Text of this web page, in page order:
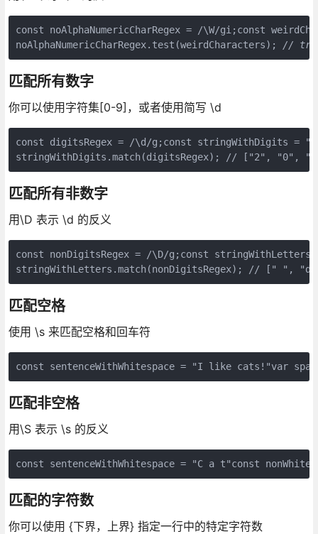
const noAlphaNumericCharRegex = /\W/gi;const
noAlphaNumericCharRegex.test(weirdCharacters); //
匹配所有数字
你可以使用字符集[0-9]，或者使用简写 \d
const digitsRegex = /\d/g;const stringWithDigits =
stringWithDigits.match(digitsRegex); // ["2", "0",
匹配所有非数字
用\D 表示 \d 的反义
const nonDigitsRegex = /\D/g;const stringWithLetters
stringWithLetters.match(nonDigitsRegex); // ["
匹配空格
使用 \s 来匹配空格和回车符
const sentenceWithWhitespace = "I like cats!"var
匹配非空格
用\S 表示 \s 的反义
const sentenceWithWhitespace = "C a t"const
匹配的字符数
你可以使用 {下界，上界} 指定一行中的特定字符数